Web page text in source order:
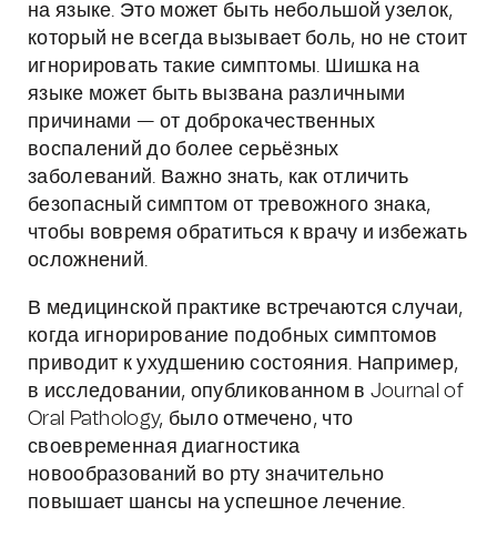
на языке. Это может быть небольшой узелок,
который не всегда вызывает боль, но не стоит
игнорировать такие симптомы. Шишка на
языке может быть вызвана различными
причинами — от доброкачественных
воспалений до более серьёзных
заболеваний. Важно знать, как отличить
безопасный симптом от тревожного знака,
чтобы вовремя обратиться к врачу и избежать
осложнений.
В медицинской практике встречаются случаи,
когда игнорирование подобных симптомов
приводит к ухудшению состояния. Например,
в исследовании, опубликованном в Journal of
Oral Pathology, было отмечено, что
своевременная диагностика
новообразований во рту значительно
повышает шансы на успешное лечение.